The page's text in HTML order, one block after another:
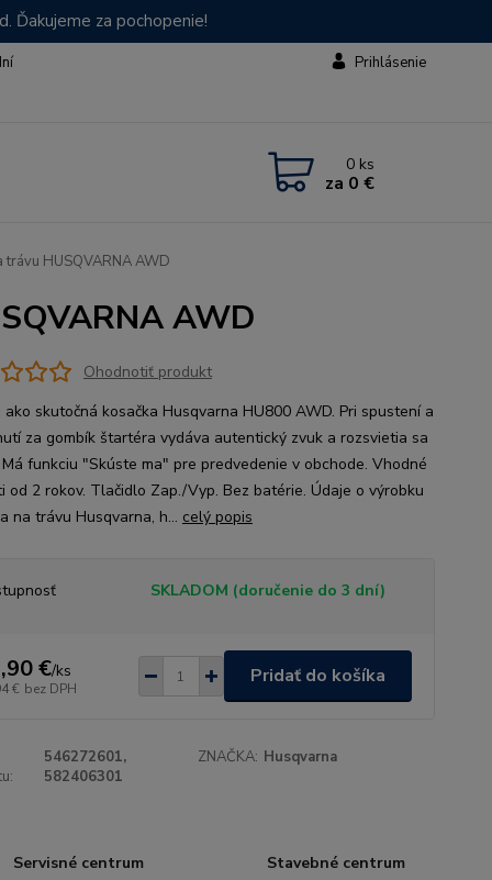
Ďakujeme za pochopenie!
Prihlásenie
0 ks
za 0 €
trávu HUSQVARNA AWD
AWD
Ohodnotiť produkt
skutočná kosačka Husqvarna HU800 AWD. Pri spustení a
za gombík štartéra vydáva autentický zvuk a rozsvietia sa
funkciu "Skúste ma" pre predvedenie v obchode. Vhodné
od 2 rokov. Tlačidlo Zap./Vyp. Bez batérie. Údaje o výrobku
na trávu Husqvarna, h... celý popis
SKLADOM (doručenie do 3 dní)
€/ks
€ bez DPH
Pridať do košíka
546272601,
582406301
ZNAČKA: Husqvarna
Servisné centrum
Stavebné centrum